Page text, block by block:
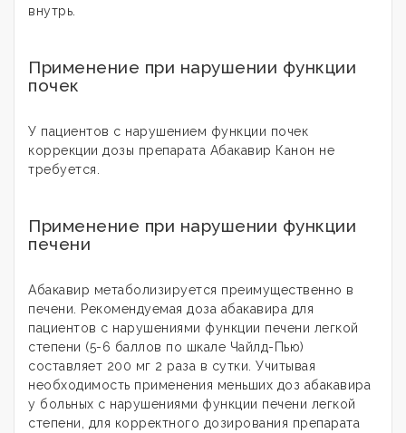
внутрь.
Применение при нарушении функции
почек
У пациентов с нарушением функции почек
коррекции дозы препарата Абакавир Канон не
требуется.
Применение при нарушении функции
печени
Абакавир метаболизируется преимущественно в
печени. Рекомендуемая доза абакавира для
пациентов с нарушениями функции печени легкой
степени (5-6 баллов по шкале Чайлд-Пью)
составляет 200 мг 2 раза в сутки. Учитывая
необходимость применения меньших доз абакавира
у больных с нарушениями функции печени легкой
степени, для корректного дозирования препарата